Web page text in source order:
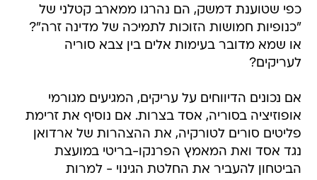
כפי שטוענת דמשק, הם נהרגו ממארב קטלני של
"כנופיות חמושות הזוכות לתמיכה של מדינה זרה"?
או שמא מדובר בעימות אלים בין צבא סוריה
לעריקים?
אם נכונים הדיווחים על עריקים, המגיעים מגורמי
אופוזיציה בסוריה, אסד בצרות. אם נוסיף את זרימת
פליטים סורים לטורקיה, את ההצהרות של ארדואן
נגד אסד ואת המאמץ הפרנקו-בריטי במועצת
הביטחון להעביר את החלטת הגינוי - למרות